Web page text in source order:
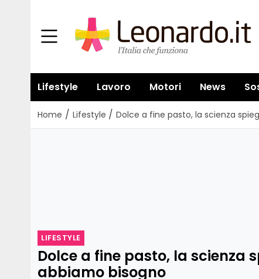
Lifestyle Lavoro Motori News
Home / Lifestyle / Dolce a fine pasto, la scienza
LIFESTYLE
Dolce a fine pasto, la scienza
abbiamo bisogno